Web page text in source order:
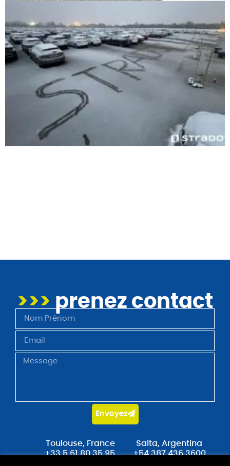
>>> prenez contact
Envoyez
Toulouse, France
+33 5 61 80 35 95
Salta, Argentina
+54 387 436 3600